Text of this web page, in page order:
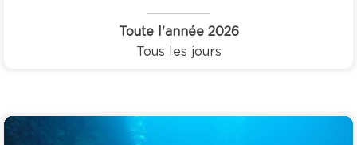
Toute l'année2026
Tous les jours